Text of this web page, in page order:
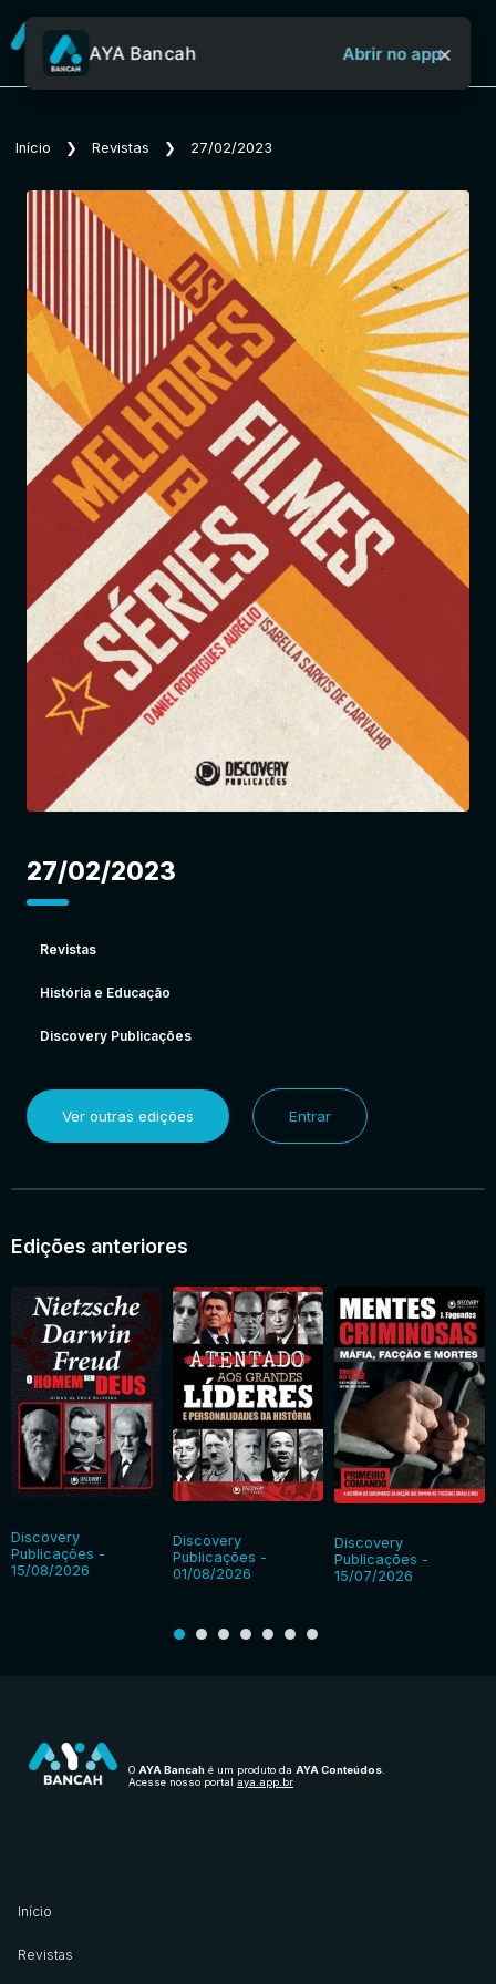
Sobre o Aya Bancah
Início
Jornais
Notícias
Entrar
AYA Bancah Abrir no app×
Início ❯ Revistas ❯ 27/02/2023
27/02/2023
Revistas
História e Educação
Discovery Publicações
Ver outras edições Entrar
Edições anteriores
Discovery
Publicações -
15/08/2026
Discovery
Publicações -
01/08/2026
Discovery
Publicações -
15/07/2026
O AYA Bancah é um produto da AYA Conteúdos
Acesse nosso portal aya.app.br
Início
Revistas